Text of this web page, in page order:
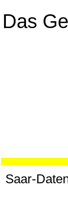
Das
Saar-